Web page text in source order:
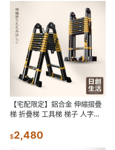
【宅配限定】鋁合金 伸縮摺疊
梯 折疊梯 工具梯 梯子 人字梯
用折疊梯 工程梯
$2,480